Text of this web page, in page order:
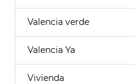
Valencia verde
Valencia Ya
Vivienda